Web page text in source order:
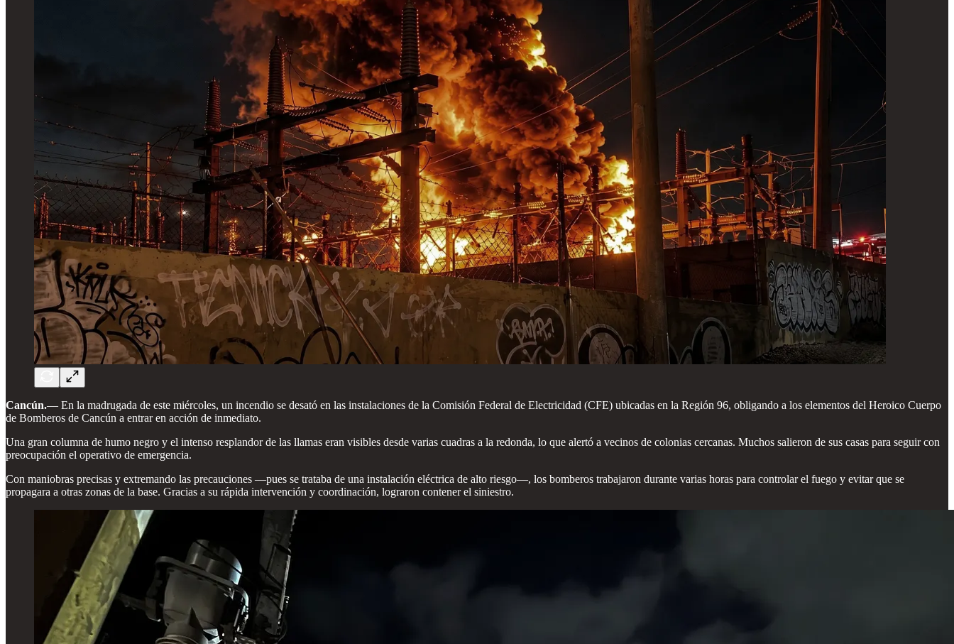
Cancún.— En la madrugada de este miércoles, un incendio se desató en las instalaciones de la Comisión Federal de Electricidad (CFE) ubicadas en la Región 96, obligando a los elementos del Heroico Cuerpo
de Bomberos de Cancún a entrar en acción de inmediato.
Una gran columna de humo negro y el intenso resplandor de las llamas eran visibles desde varias cuadras a la redonda, lo que alertó a vecinos de colonias cercanas. Muchos salieron de sus casas para seguir con
preocupación el operativo de emergencia.
Con maniobras precisas y extremando las precauciones —pues se trataba de una instalación eléctrica de alto riesgo—, los bomberos trabajaron durante varias horas para controlar el fuego y evitar que se
propagara a otras zonas de la base. Gracias a su rápida intervención y coordinación, lograron contener el siniestro.